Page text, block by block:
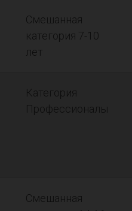
Смешанная
категория 7-10
лет
Категория
Профессионалы
Смешанная